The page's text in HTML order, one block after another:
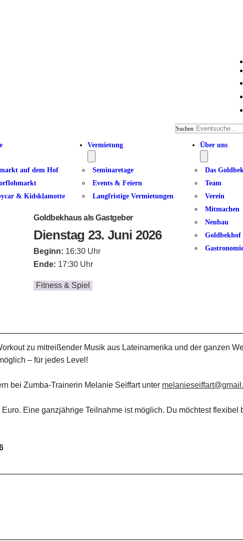
Suchen
auf dem Hof
& Kidsklamotte
Vermietung
Seminaretage
Events & Feiern
Langfristige Vermietungen
Über uns
Das
Team
Verein
Mitmachen
Neubau
Goldbekhof
Zumba
Goldbekhaus als Gastgeber
Dienstag 23. Juni 2026
Beginn: 16:30 Uhr
Ende: 17:30 Uhr
Fitness & Spiel
zu mitreißender Musik aus Lateinamerika und der ganzen
– für jedes Level!
bei Zumba-Trainerin Melanie Seiffart unter
Eine ganzjährige Teilnahme ist möglich. Du möchtest